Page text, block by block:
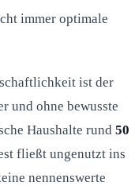
immer optimale
ist der
und ohne bewusste
Haushalte rund 50
fließt ungenutzt ins
nennenswerte